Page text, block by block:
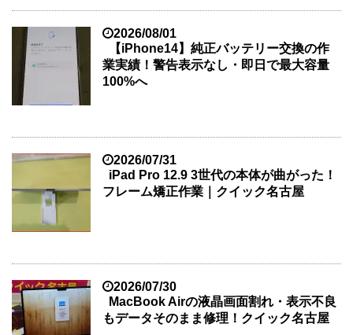
2026/08/01
【iPhone14】純正バッテリー交換の作
業実績！警告表示なし・即日で最大容量
100%へ
2026/07/31
iPad Pro 12.9 3世代の本体が曲がった！
フレーム矯正作業｜クイック名古屋
2026/07/30
MacBook Airの液晶画面割れ・表示不良
もデータそのまま修理！クイック名古屋